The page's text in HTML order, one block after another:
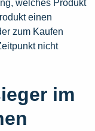
welches Produkt
einen
zum Kaufen
nicht
im